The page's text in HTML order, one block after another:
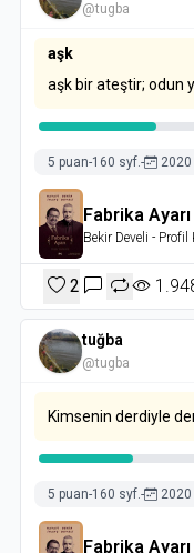
@tugba
aşk
aşk bir ateştir; odun
5 puan-160 syf.- 2020
Fabrika Ayarı
Bekir Develi - Profil
2
tuğba
@tugba
Kimsenin derdiyle
5 puan-160 syf.- 2020
Fabrika Ayarı